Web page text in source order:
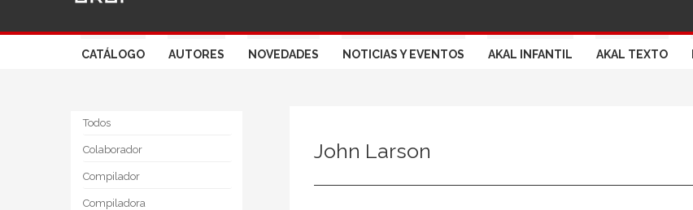
CATÁLOGO AUTORES NOVEDADES NOTICIAS Y EVENTOS AKAL INFANTIL AKAL TEXTO
Todos
Colaborador
Compilador
Compiladora
John Larson